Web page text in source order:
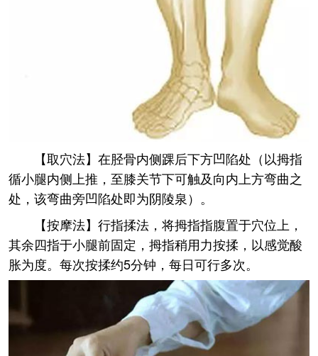
【取穴法】在胫骨内侧踝后下方凹陷处（以拇指
循小腿内侧上推，至膝关节下可触及向内上方弯曲之
处，该弯曲旁凹陷处即为阴陵泉）。
【按摩法】行指揉法，将拇指指腹置于穴位上，
其余四指于小腿前固定，拇指稍用力按揉，以感觉酸
胀为度。每次按揉约5分钟，每日可行多次。